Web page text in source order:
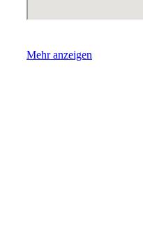
Mehr anzeigen